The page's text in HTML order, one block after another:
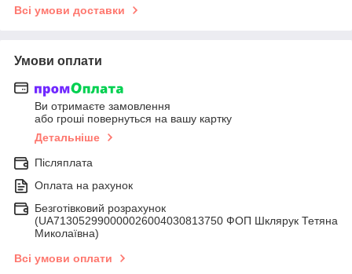
Всі умови доставки
Умови оплати
Ви отримаєте замовлення
або гроші повернуться на вашу картку
Детальніше
Післяплата
Оплата на рахунок
Безготівковий розрахунок
(UA713052990000026004030813750 ФОП Шклярук Тетяна
Миколаївна)
Всі умови оплати